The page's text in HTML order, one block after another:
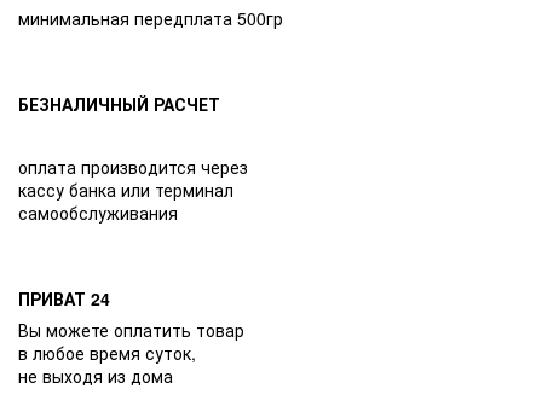
минимальная передплата 500гр
БЕЗНАЛИЧНЫЙ РАСЧЕТ
оплата производится через
кассу банка или терминал
самообслуживания
ПРИВАТ 24
Вы можете оплатить товар
в любое время суток,
не выходя из дома